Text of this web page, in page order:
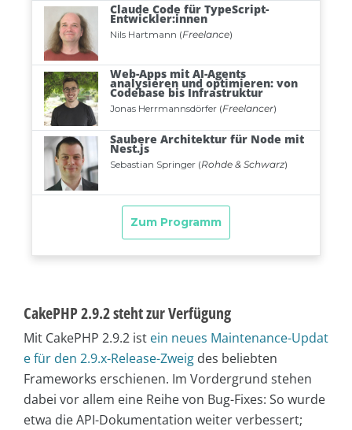
CakePHP 2.9.2 steht zur Verfügung
Mit CakePHP 2.9.2 ist ein neues Maintenance-Updat
e für den 2.9.x-Release-Zweig des beliebten
Frameworks erschienen. Im Vordergrund stehen
dabei vor allem eine Reihe von Bug-Fixes: So wurde
etwa die API-Dokumentation weiter verbessert;